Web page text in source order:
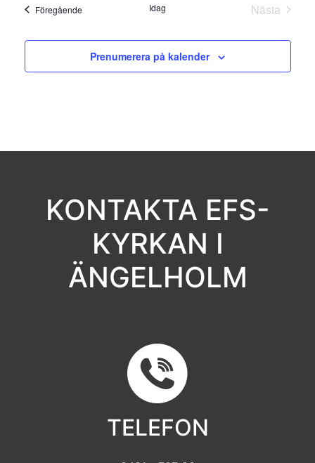
FöregåendeEvenemang Idag
Nästa
Prenumerera på kalender
KONTAKTA EFS-
KYRKAN I
ÄNGELHOLM
TELEFON